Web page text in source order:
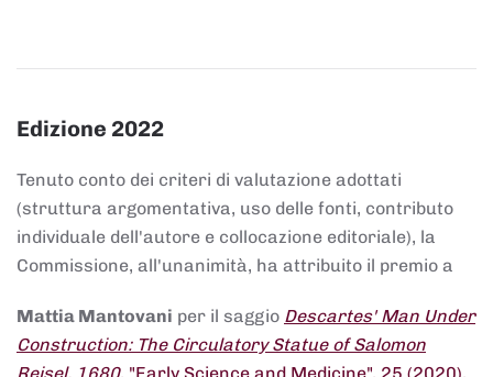
Edizione 2022
Tenuto conto dei criteri di valutazione adottati
(struttura argomentativa, uso delle fonti, contributo
individuale dell'autore e collocazione editoriale), la
Commissione, all'unanimità, ha attribuito il premio a
Mattia Mantovani per il saggio Descartes' Man Under
Construction: The Circulatory Statue of Salomon